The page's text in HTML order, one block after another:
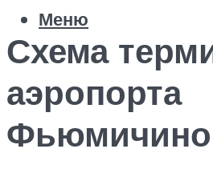
Меню
Схема
аэропорта
Фьюмичино